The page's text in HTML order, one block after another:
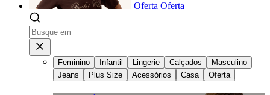
Oferta Oferta
Feminino Infantil Lingerie Calçados
Masculino
Jeans
Plus Size Acessórios Casa Oferta